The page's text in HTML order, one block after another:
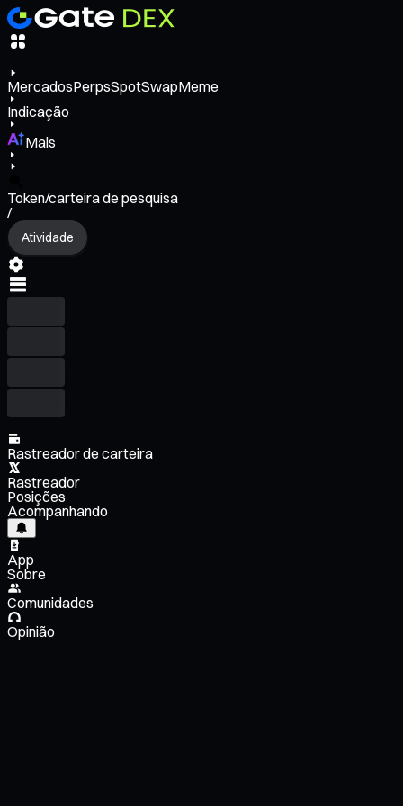
MercadosPerpsSpotSwapMeme
Indicação
Mais
Token/carteira de pesquisa
/
Atividade
Rastreador de carteira
Rastreador
Posições
Acompanhando
App
Sobre
Comunidades
Opinião